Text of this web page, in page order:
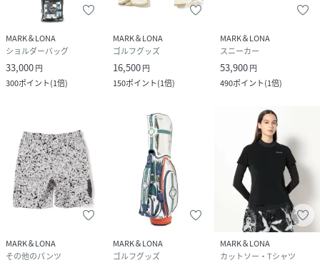
MARK＆LONA
ショルダーバッグ
33,000円
300ポイント(1倍)
MARK＆LONA
ゴルフグッズ
16,500円
150ポイント(1倍)
MARK＆LONA
スニーカー
53,900円
490ポイント(1倍)
MARK＆LONA
その他のパンツ
MARK＆LONA
ゴルフグッズ
MARK＆LONA
カットソー・Tシャツ